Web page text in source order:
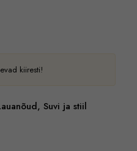
kiiresti!
, Suvi ja stiil